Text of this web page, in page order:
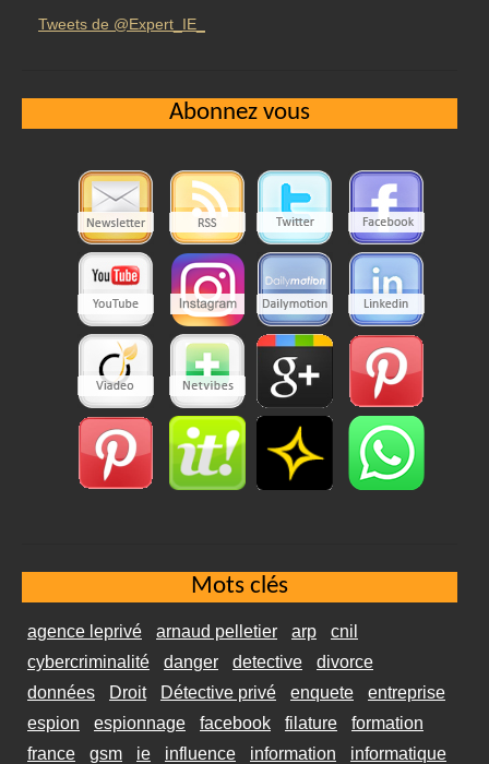
Tweets de @Expert_IE_
Abonnez vous
Mots clés
agence leprivé arnaud pelletier arp
cnil
cybercriminalité
danger detective
divorce
données
Droit Détective privé enquete
entreprise
espion
espionnage facebook filature
formation
france
gsm ie influence information
informatique